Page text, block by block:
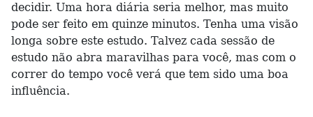
decidir. Uma hora diária seria melhor, mas muito
pode ser feito em quinze minutos. Tenha uma visão
longa sobre este estudo. Talvez cada sessão de
estudo não abra maravilhas para você, mas com o
correr do tempo você verá que tem sido uma boa
influência.